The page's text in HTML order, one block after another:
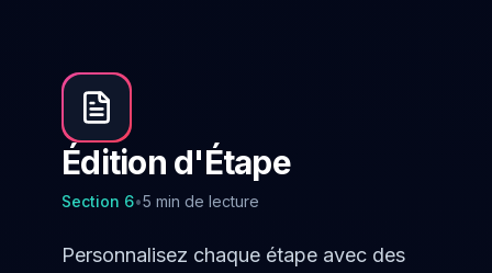
Édition d'Étape
Section 6•5 min de lecture
Personnalisez chaque étape avec des